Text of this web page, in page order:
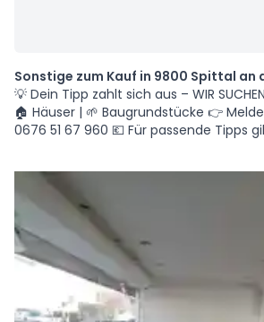
Sonstige zum Kauf in 9800 Spittal an
💡 Dein Tipp zahlt sich aus – WIR
🏠 Häuser | 🌱 Baugrundstücke 👉
0676 51 67 960 💶 Für passende Tipps